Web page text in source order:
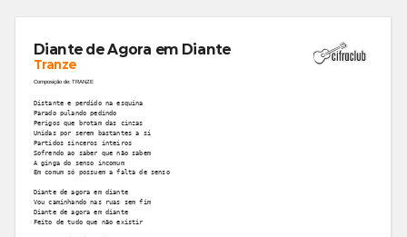
Diante de Agora em Diante
Tranze
Composição de: TRANZE
Distante e perdido na esquina
Parado pulando pedindo
Perigos que brotam das cinzas
Unidas por serem bastantes a si
Partidos sinceros inteiros
Sofrendo ao saber que não sabem
A ginga do senso incomum
Em comum só possuem a falta de senso
Diante de agora em diante
Vou caminhando nas ruas sem fim
Diante de agora em diante
Feito de tudo que não existir